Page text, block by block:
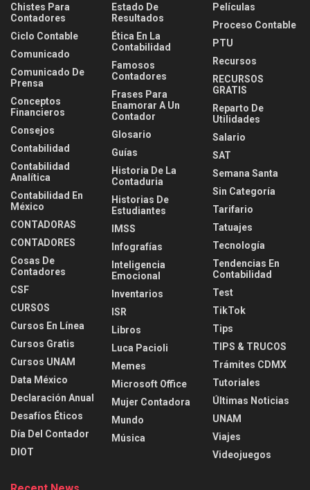
Chistes Para
Contadores
Ciclo Contable
Comunicado
Comunicado De
Prensa
Conceptos
Financieros
Consejos
Contabilidad
Contabilidad
Analítica
Contabilidad En
México
CONTADORAS
CONTADORES
Cosas De
Contadores
CSF
CURSOS
Cursos En Línea
Cursos Gratis
Cursos UNAM
Data México
Declaración Anual
Desafíos Éticos
Día Del Contador
DIOT
Estado De
Resultados
Ética En La
Contabilidad
Famosos
Contadores
Frases Para
Enamorar A Un
Contador
Glosario
Guías
Historia De La
Contaduria
Historias De
Estudiantes
IMSS
Infografías
Inteligencia
Emocional
Inventarios
ISR
Libros
Luca Pacioli
Memes
Microsoft Office
Mujer Contadora
Mundo
Música
Películas
Proceso Contable
PTU
Recursos
RECURSOS
GRATIS
Reparto De
Utilidades
Salario
SAT
Semana Santa
Sin Categoría
Tarifario
Tatuajes
Tecnología
Tendencias En
Contabilidad
Test
TikTok
Tips
TIPS & TRUCOS
Trámites CDMX
Tutoriales
Últimas Noticias
UNAM
Viajes
Videojuegos